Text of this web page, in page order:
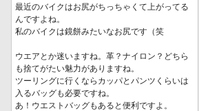
最近のバイクはお尻がちっちゃくて上がってる
んですよね。
私のバイクは鏡餅みたいなお尻です（笑
ウエアとか迷いますね。革？ナイロン？どちら
も捨てがたい魅力がありますね。
ツーリングに行くならカッパとパンツくらいは
入るバッグも必要ですね。
あ！ウエストバッグもあると便利ですよ。